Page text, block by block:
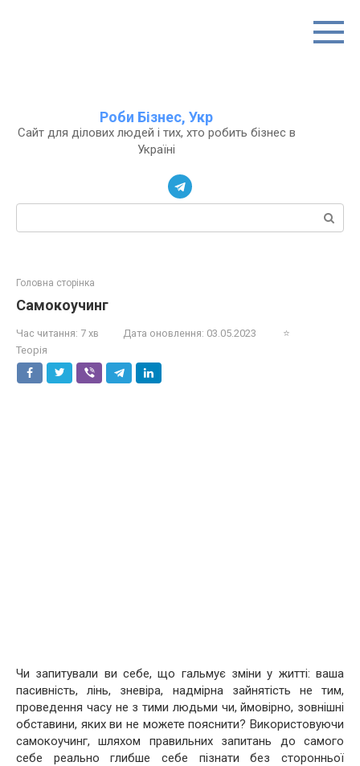
Роби Бізнес, Укр
Сайт для ділових людей і тих, хто робить бізнес в
Україні
Головна сторінка
Самокоучинг
Час читання: 7 хв Дата оновлення: 03.05.2023
⭐
Теорія
Чи запитували ви себе, що гальмує зміни у житті: ваша
пасивність, лінь, зневіра, надмірна зайнятість не тим,
проведення часу не з тими людьми чи, ймовірно, зовнішні
обставини, яких ви не можете пояснити? Використовуючи
самокоучинг, шляхом правильних запитань до самого
себе реально глибше себе пізнати без сторонньої